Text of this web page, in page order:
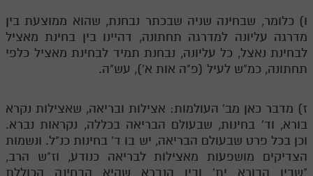
ו) כלומר, שבחינה שניה שבכתר נבחנת, שהוא ממוצעת בין
מדרגה עליונה למדרגה תחתונה, דהיינו בין בחינת מאציל
לבחינת נאצל, כל עליונה, נבחנת תמיד לבחינת מאציל כלפי
תחתונה, כמ"ש לעיל (פ"ה אות א'), עש"ה.
ז) מדבר כאן מב' העולמות: אצילות ובריאה, שאצילות נקרא
בורא, וד' בחינות, שבעולם הבריאה בכללה, נקראות נברא.
וכן בכל פרט שבעולם הבריאה, יש בו ד' בחינות כנ"ל. ונשמות
הצדיקים מושפעות מאצילות לבריאה כנודע, וז"ש הרב,
"שבין הבורא ית' ובין הנברא שהיא הבחינה הכוללת